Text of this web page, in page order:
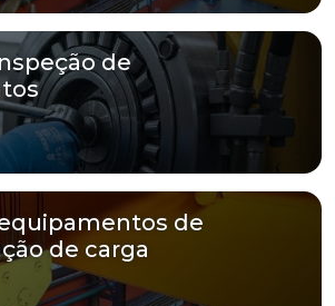
de
de
de carga